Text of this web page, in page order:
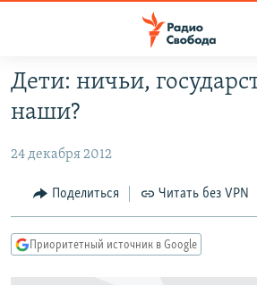
упрощенного
доступа
содержанию
Вернутся
ПРОГРАММЫ
АВТОРСКИЕ ПРОЕКТЫ
ЦИТАТЫ СВОБОДЫ
КУЛЬТУРА
Дети: ничьи,
наши?
24 декабря 2012
Поделиться Читать без VPN
Приоритетный источник в Google